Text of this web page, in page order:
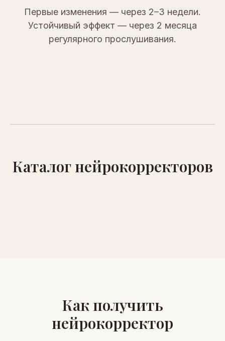
Первые изменения — через 2–3 недели.
Устойчивый эффект — через 2 месяца
регулярного прослушивания.
Каталог нейрокорректоров
Как получить
нейрокорректор